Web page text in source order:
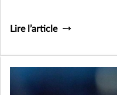
Lire l’article